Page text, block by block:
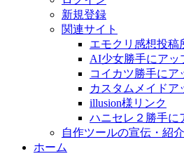
新規登録
関連サイト
エモクリ感想投稿
AI少女勝手にアッ
コイカツ勝手にア
カスタムメイドア
illusion様リンク
ハニセレ２勝手に
自作ツールの宣伝・紹介
ホーム